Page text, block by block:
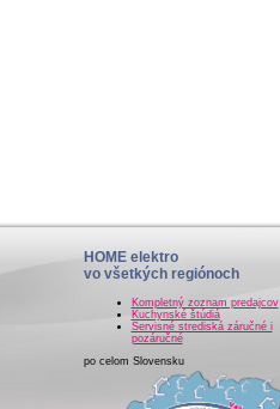
HOME elektro
vo všetkých regiónoch
Kompletný zoznam predajcov
Kuchynské štúdiá
Servisné strediská záručné i
pozáručné
po celom Slovensku